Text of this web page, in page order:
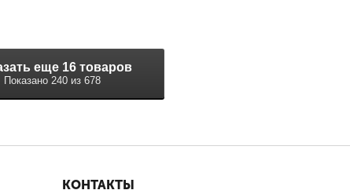
Показать еще 16 товаров
Показано 240 из 678
КОНТАКТЫ